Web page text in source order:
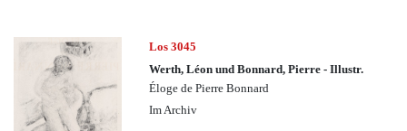
Los 3045
Werth, Léon und Bonnard, Pierre - Illustr.
Éloge de Pierre Bonnard
Im Archiv